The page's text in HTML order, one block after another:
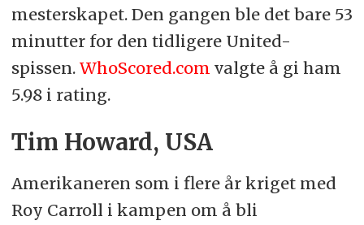
mesterskapet. Den gangen ble det bare 53
minutter for den tidligere United-
spissen. WhoScored.com valgte å gi ham
5.98 i rating.
Tim Howard, USA
Amerikaneren som i flere år kriget med
Roy Carroll i kampen om å bli